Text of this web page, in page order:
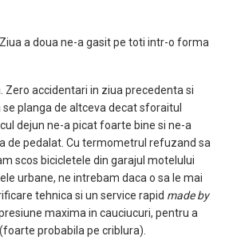
Ziua a doua ne-a gasit pe toti intr-o forma
accidentari in ziua precedenta si
planga de altceva decat sforaitul
dejun ne-a picat foarte bine si ne-a
de pedalat. Cu termometrul refuzand sa
scos bicicletele din garajul motelului
urbane, ne intrebam daca o sa le mai
tehnica si un service rapid made by
maxima in cauciucuri, pentru a
probabila pe criblura).